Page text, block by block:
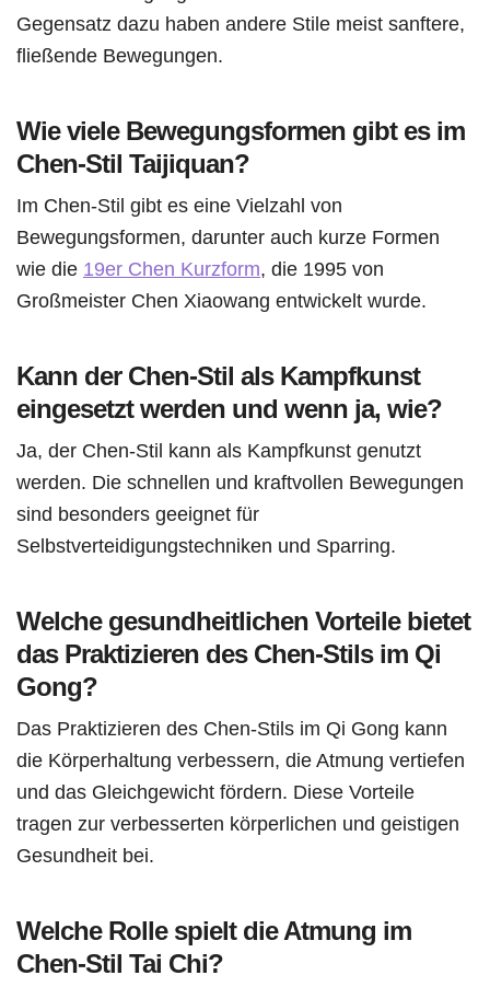
Gegensatz dazu haben andere Stile meist sanftere,
fließende Bewegungen.
Wie viele Bewegungsformen gibt es im
Chen-Stil Taijiquan?
Im Chen-Stil gibt es eine Vielzahl von
Bewegungsformen, darunter auch kurze Formen
wie die 19er Chen Kurzform, die 1995 von
Großmeister Chen Xiaowang entwickelt wurde.
Kann der Chen-Stil als Kampfkunst
eingesetzt werden und wenn ja, wie?
Ja, der Chen-Stil kann als Kampfkunst genutzt
werden. Die schnellen und kraftvollen Bewegungen
sind besonders geeignet für
Selbstverteidigungstechniken und Sparring.
Welche gesundheitlichen Vorteile bietet
das Praktizieren des Chen-Stils im Qi
Gong?
Das Praktizieren des Chen-Stils im Qi Gong kann
die Körperhaltung verbessern, die Atmung vertiefen
und das Gleichgewicht fördern. Diese Vorteile
tragen zur verbesserten körperlichen und geistigen
Gesundheit bei.
Welche Rolle spielt die Atmung im
Chen-Stil Tai Chi?